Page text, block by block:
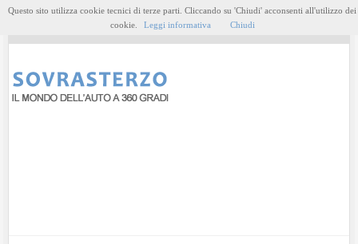
Questo sito utilizza cookie tecnici di terze parti. Cliccando su 'Chiudi' acconsenti all'utilizzo dei
cookie.
Leggi informativa Chiudi